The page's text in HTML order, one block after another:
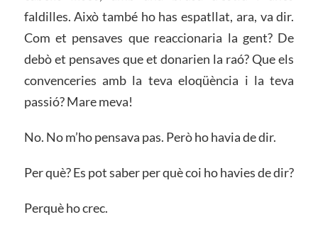
faldilles. Això també ho has espatllat, ara, va dir.
Com et pensaves que reaccionaria la gent? De
debò et pensaves que et donarien la raó? Que els
convenceries amb la teva eloqüència i la teva
passió? Mare meva!
No. No m’ho pensava pas. Però ho havia de dir.
Per què? Es pot saber per què coi ho havies de dir?
Perquè ho crec.